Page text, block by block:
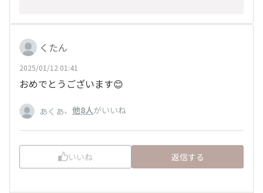
くたん
2025/01/12 01:41
おめでとうございます😊
あくあ、 他8人がいいね
いいね 返信する